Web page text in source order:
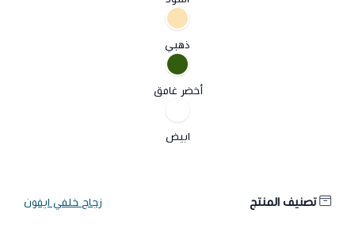
ذهبي
أخضر غامق
ابيض
تصنيف المنتج زجاج خلفي ايفون